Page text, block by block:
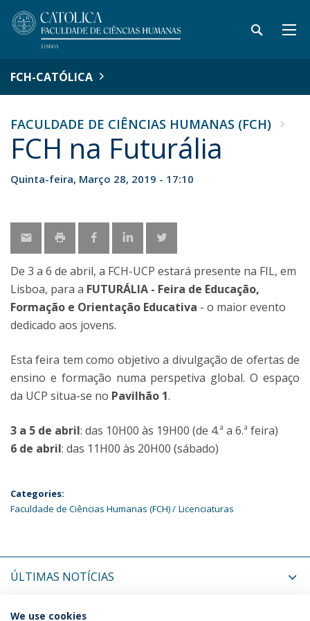
FCH-CATÓLICA
FACULDADE DE CIÊNCIAS HUMANAS (FCH)
FCH na Futurália
Quinta-feira, Março 28, 2019 - 17:10
De 3 a 6 de abril, a FCH-UCP estará presente na FIL, em
Lisboa, para a FUTURÁLIA - Feira de Educação,
Formação e Orientação Educativa - o maior evento
dedicado aos jovens.
Esta feira tem como objetivo a divulgação de ofertas de
ensino e formação numa perspetiva global. O espaço
da UCP situa-se no Pavilhão 1.
3 a 5 de abril: das 10H00 às 19H00 (de 4.ª a 6.ª feira)
6 de abril: das 11H00 às 20H00 (sábado)
Categories:
Faculdade de Ciências Humanas (FCH)
Licenciaturas
ÚLTIMAS NOTÍCIAS
PRÓXIMOS EVENTOS
We use cookies